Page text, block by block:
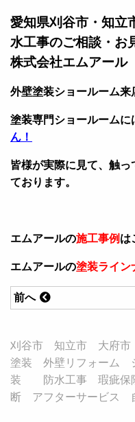
愛知県刈谷市・知立
水工事のご相談・お
株式会社エムアール
外壁塗装ショールーム
塗装専門ショールーム
ん！
皆様が実際に見て、触
ております。
エムアールの施工事例 は
エムアールの塗装ライン
前へ
刈谷市 知立市 大府
塗装 外壁リフォーム
装 防水工事 瑕疵保
断 アフターサービス